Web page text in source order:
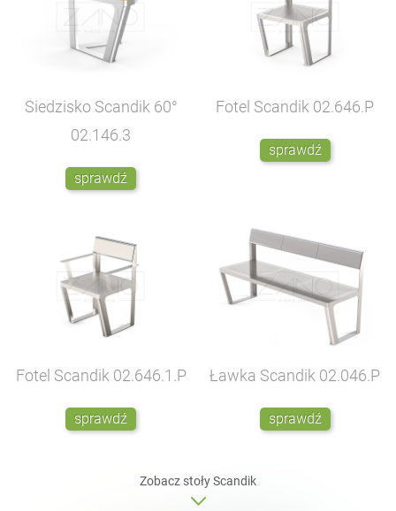
Siedzisko Scandik 60°
02.146.3
sprawdź
Fotel Scandik 02.646.P
sprawdź
Fotel Scandik 02.646.1.P
sprawdź
Ławka Scandik 02.046.P
sprawdź
Zobacz stołyScandik